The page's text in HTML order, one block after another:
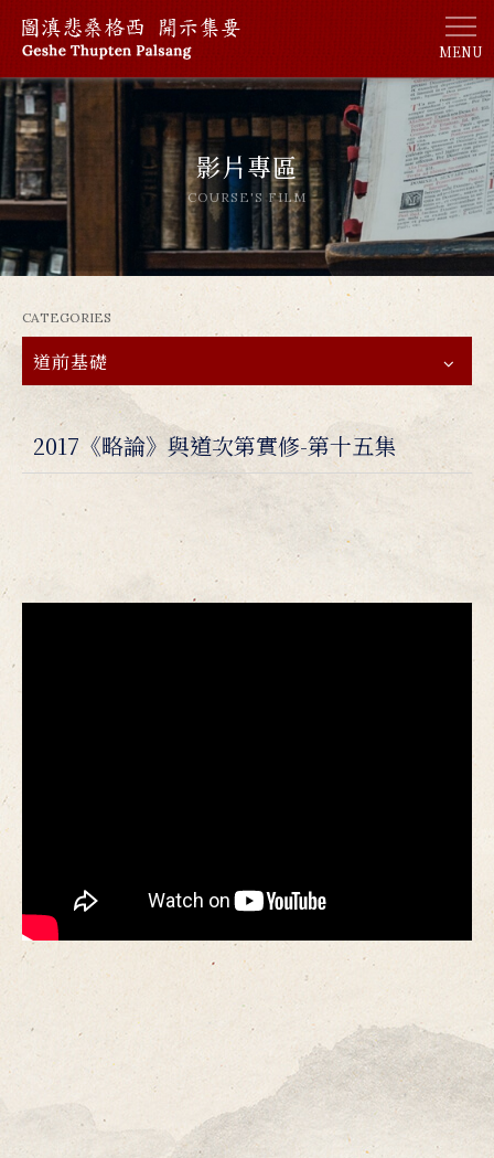
影片專區
COURSE'S FILM
CATEGORIES
道前基礎
2017《略論》與道次第實修-第十五集
MENU